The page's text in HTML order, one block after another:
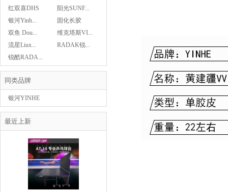
红双喜DHS
阳光SUNF...
银河Yinh...
固化长胶
双鱼 Dou...
维克塔斯VI...
流星Liux...
RADAK锐...
锐酷RADA...
同类品牌
银河YINHE
最近上新
Butterfly蝴蝶乒...
七二九729乒乓球台专业...
899.00